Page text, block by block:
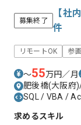
募集終了
【社
件
リモートOK 参
〜55万円／月
肥後橋(大阪府
SQL / VBA /
求めるスキル